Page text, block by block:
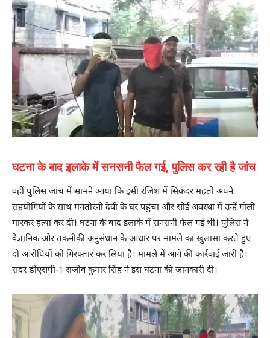
घटना के बाद इलाके में सनसनी फैल गई, पुलिस कर रही है जांच
वहीं पुलिस जांच में सामने आया कि इसी रंजिश में सिकंदर महतो अपने
सहयोगियों के साथ मनतोरनी देवी के घर पहुंचा और सोई अवस्था में उन्हें गोली
मारकर हत्या कर दी। घटना के बाद इलाके में सनसनी फैल गई थी। पुलिस ने
वैज्ञानिक और तकनीकी अनुसंधान के आधार पर मामले का खुलासा करते हुए
दो आरोपियों को गिरफ्तार कर लिया है। मामले में आगे की कार्रवाई जारी है।
सदर डीएसपी-1 राजीव कुमार सिंह ने इस घटना की जानकारी दी।